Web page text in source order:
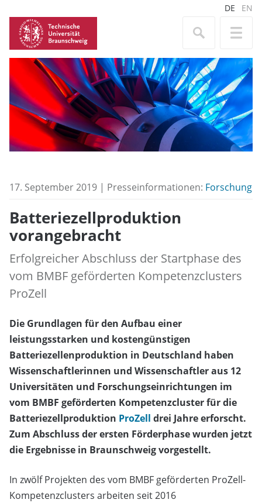
DE EN
17. September 2019 | Presseinformationen: Forschung
Batteriezellproduktion
vorangebracht
Erfolgreicher Abschluss der Startphase des
vom BMBF geförderten Kompetenzclusters
ProZell
Die Grundlagen für den Aufbau einer
leistungsstarken und kostengünstigen
Batteriezellenproduktion in Deutschland haben
Wissenschaftlerinnen und Wissenschaftler aus 12
Universitäten und Forschungseinrichtungen im
vom BMBF geförderten Kompetenzcluster für die
Batteriezellproduktion ProZell drei Jahre erforscht.
Zum Abschluss der ersten Förderphase wurden jetzt
die Ergebnisse in Braunschweig vorgestellt.
In zwölf Projekten des vom BMBF geförderten ProZell-
Kompetenzclusters arbeiten seit 2016